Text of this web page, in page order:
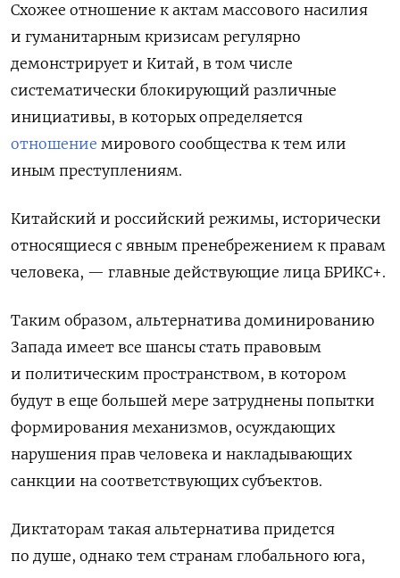
Схожее отношение к актам массового насилия
и гуманитарным кризисам регулярно
демонстрирует и Китай, в том числе
систематически блокирующий различные
инициативы, в которых определяется
отношение мирового сообщества к тем или
иным преступлениям.
Китайский и российский режимы, исторически
относящиеся с явным пренебрежением к правам
человека, — главные действующие лица БРИКС+.
Таким образом, альтернатива доминированию
Запада имеет все шансы стать правовым
и политическим пространством, в котором
будут в еще большей мере затруднены попытки
формирования механизмов, осуждающих
нарушения прав человека и накладывающих
санкции на соответствующих субъектов.
Диктаторам такая альтернатива придется
по душе, однако тем странам глобального юга,